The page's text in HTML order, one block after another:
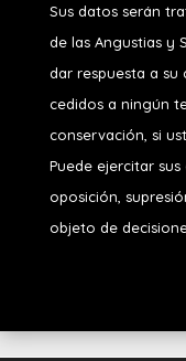
Sus datos serán
de las Angustias y
dar respuesta a su
cedidos a ningún
conservación, si
Puede ejercitar
oposición,
objeto de